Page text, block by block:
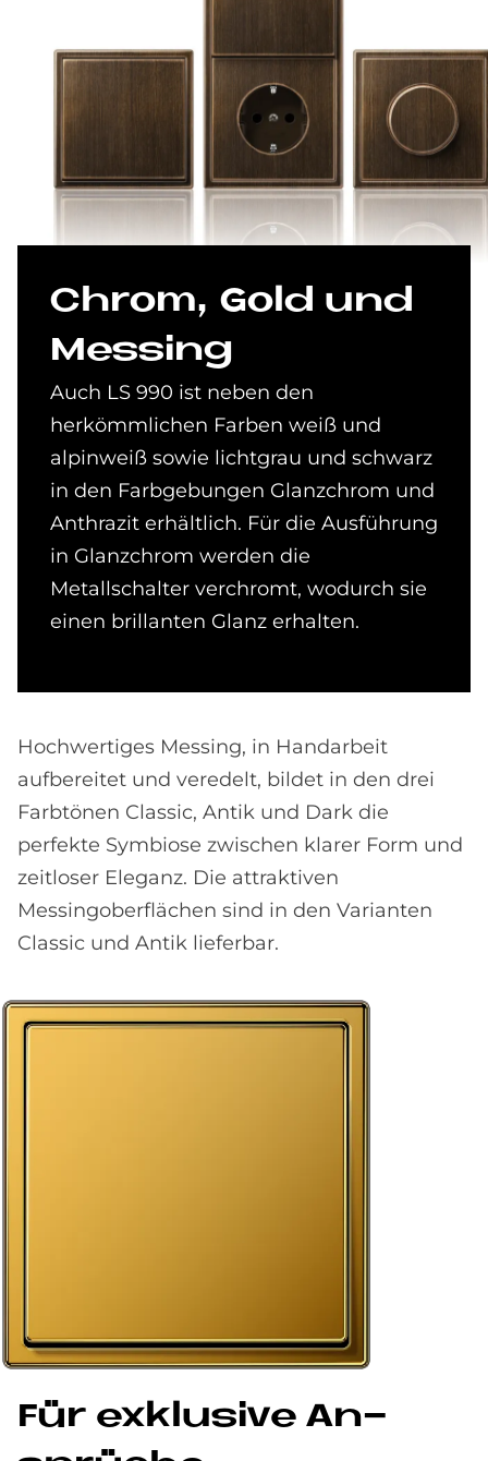
Chrom, Gold und
Mes­sing
Auch LS 990 ist neben den
herkömmlichen Farben weiß und
alpinweiß sowie lichtgrau und schwarz
in den Farbgebungen Glanzchrom und
Anthrazit erhältlich. Für die Ausführung
in Glanzchrom werden die
Metallschalter verchromt, wodurch sie
einen brillanten Glanz erhalten.
Hochwertiges Messing, in Handarbeit
aufbereitet und veredelt, bildet in den drei
Farbtönen Classic, Antik und Dark die
perfekte Symbiose zwischen klarer Form und
zeitloser Eleganz. Die attraktiven
Messingoberflächen sind in den Varianten
Classic und Antik lieferbar.
Für ex­klu­si­ve An­